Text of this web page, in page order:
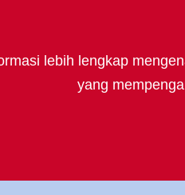
lebih lengkap
yang